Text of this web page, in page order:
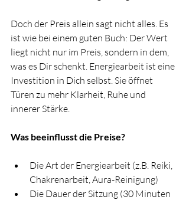
Doch der Preis allein sagt nicht alles. Es
ist wie bei einem guten Buch: Der Wert
liegt nicht nur im Preis, sondern in dem,
was es Dir schenkt. Energiearbeit ist eine
Investition in Dich selbst. Sie öffnet
Türen zu mehr Klarheit, Ruhe und
innerer Stärke.
Was beeinflusst die Preise?
Die Art der Energiearbeit (z.B. Reiki,
Chakrenarbeit, Aura-Reinigung)
Die Dauer der Sitzung (30 Minuten